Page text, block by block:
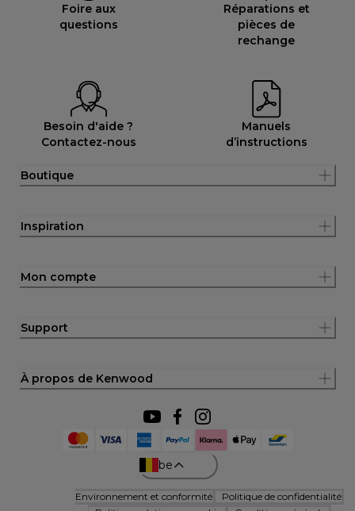
Foire aux
questions
Réparations et
pièces de
rechange
Besoin d'aide ?
Contactez-nous
Manuels
d’instructions
Boutique
Inspiration
Mon compte
Support
À propos de Kenwood
be
Environnement et conformité
Politique de confidentialité